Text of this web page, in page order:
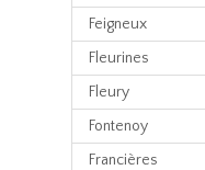
Feigneux
Fleurines
Fleury
Fontenoy
Francières